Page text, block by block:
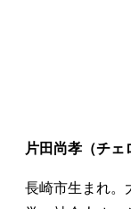
片田尚孝（チェ
長崎市生まれ。